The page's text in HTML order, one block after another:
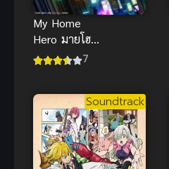
My Home
Hero มายโฮม
ฮีโร่ ภาค 17
Soundtrack